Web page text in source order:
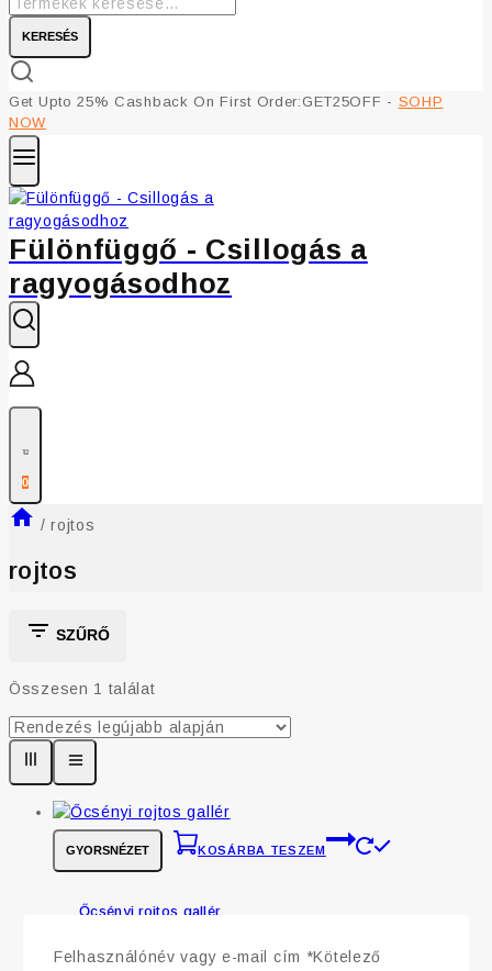
KERESÉS
Get Upto 25% Cashback On First Order:GET25OFF - SOHP
NOW
Fülönfüggő - Csillogás a
ragyogásodhoz
0
/ rojtos
rojtos
SZŰRŐ
Összesen 1 találat
GYORSNÉZET KOSÁRBA TESZEM
Őcsényi rojtos gallér
9 085Ft
Felhasználónév vagy e-mail cím *Kötelező